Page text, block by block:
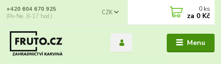
Menu
CZK
+420 604 670 925
(Po-Ne, 8-17 hod.)
0 ks
za 0 Kč